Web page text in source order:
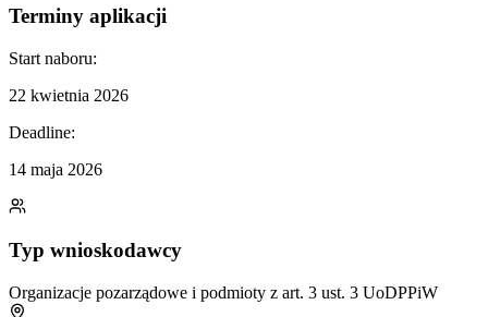
Terminy aplikacji
Start naboru:
22 kwietnia 2026
Deadline:
14 maja 2026
Typ wnioskodawcy
Organizacje pozarządowe i podmioty z art. 3 ust. 3 UoDPPiW